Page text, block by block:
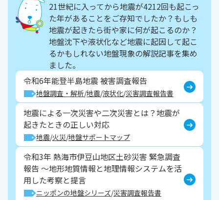
21世紀に入ってから地震が4212回も起こっ
た年があることをご存知でしたか？もしも
地震が起きたら街や家に何が起こるのか？
地盤沈下や液状化など地震に起因して起こ
るかもしれない地盤現象の解説記事を集め
ました。
令和6年能登半島地震 被害調査報告
地盤調査・解析 地震 液状化 災害調査報告書
地震による一次災害や二次災害とは？地震が
起きたときの正しい対応
地震 火災 地盤サポートマップ
令和3年 熱海市伊豆山地区土砂災害 緊急調査
報告 ～地形地質情報と地理情報システムを活
用した考察と提言
ニッポンの地盤シリーズ 災害調査報告書